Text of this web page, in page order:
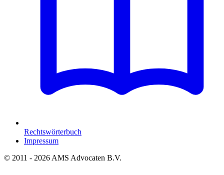
Rechtswörterbuch
Impressum
© 2011 - 2026 AMS Advocaten B.V.